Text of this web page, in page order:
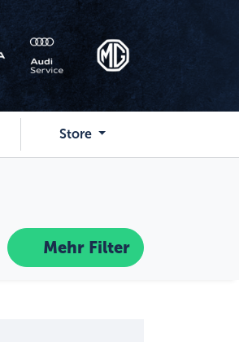
Store
MehrFilter